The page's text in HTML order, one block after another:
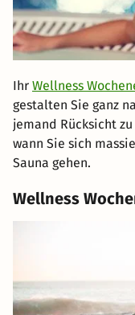
Ihr Wellness
gestalten Sie ganz
jemand Rücksicht
wann Sie sich
Sauna gehen.
Wellness